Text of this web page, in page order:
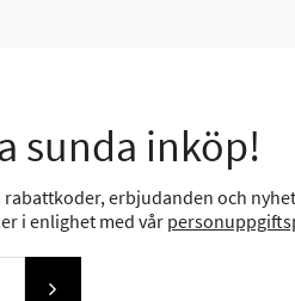
sunda inköp!
erbjudanden och
i enlighet med vår